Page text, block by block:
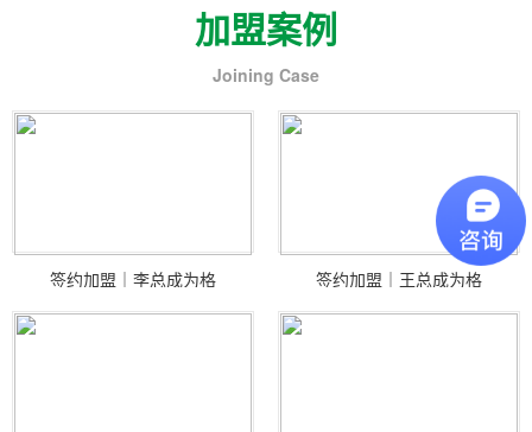
加盟案例
Joining Case
签约加盟｜李总成为格 签约加盟｜王总成为格